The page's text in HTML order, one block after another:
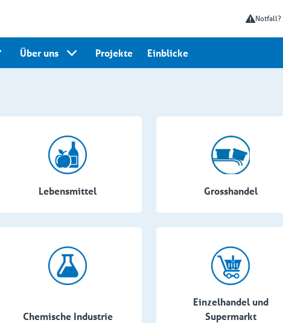
Notfall?
Über uns Projekte Einblicke
Lebensmittel Grosshandel
Chemische Industrie
Einzelhandel und
Supermarkt